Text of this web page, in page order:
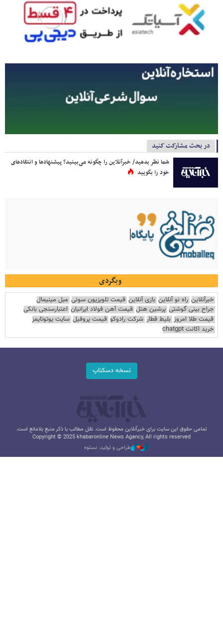
در بحث مشارکت کنید
شما نظر بدهید/ خبرآنلاین را چگونه می‌بینید؟ پیشنهادها و انتقادهای
خود را بگویید
وبگردی
خبرآنلاین راه نو آنلاین بازی آنلاین قیمت تلویزیون سونی مبل مینیمال
جراح بینی گوشتی پرشین هتل قیمت آهن فولاد ایرانیان اعتبارسنجی بانکی
قیمت طلا امروز بلیط قطار شرکت رادوکو قیمت پروفیل سایت یوتوتایمز
خرید اکانت chatgpt
نسخه دسکتاپ
تمامی حقوق این سایت برای خبرآنلاین محفوظ است. نقل مطالب با ذکر منبع بلامانع است.
Copyright © 2025 khabaronline News Agancy, All rights reserved
طراحی و تولید: نستوه